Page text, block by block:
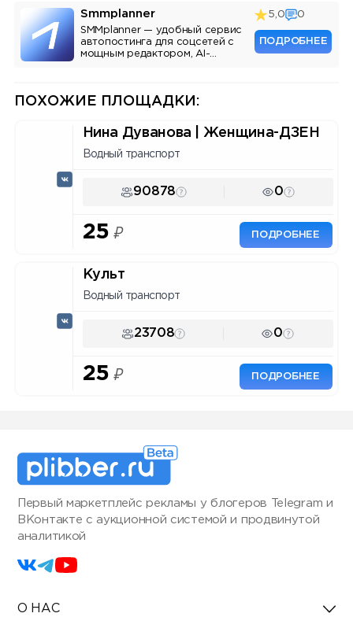
Smmplanner
SMMplanner — удобный сервис
автопостинга для соцсетей с
мощным редактором, AI-
5,0 0
ПОДРОБНЕЕ
ПОХОЖИЕ ПЛОЩАДКИ:
Нина Дуванова | Женщина-ДЗЕН
Водный транспорт
90878 0
25 ₽ ПОДРОБНЕЕ
Культ
Водный транспорт
23708 0
25 ₽ ПОДРОБНЕЕ
Первый маркетплейс рекламы у блогеров Telegram и
ВКонтакте с аукционной системой и продвинутой
аналитикой
О НАС